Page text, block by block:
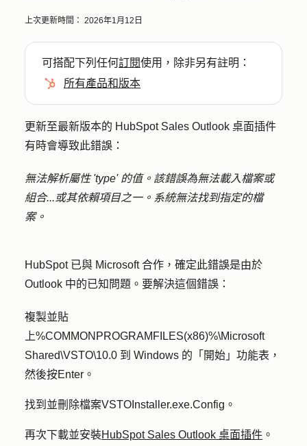
上次更新時間： 2026年1月12日
可搭配下列任何訂閱使用，除非另有註明：
所有產品和版本
更新至最新版本的 HubSpot Sales Outlook 桌面插件
有時會導致此錯誤：
無法解析屬性 'type' 的值。該錯誤為無法載入檔案或
組合...或其依賴項目之一。系統無法找到指定的檔
案。
HubSpot 已與 Microsoft 合作，確定此錯誤是由於
Outlook 中的已知問題。要解決這個錯誤：
複製並貼
上%COMMONPROGRAMFILES(x86)%\Microsoft
Shared\VSTO\10.0 到 Windows 的 「開始」 功能表，
然後按Enter 。
找到並刪除檔案VSTOInstaller.exe.Config 。
再次下載並安裝HubSpot Sales Outlook 桌面插件 。